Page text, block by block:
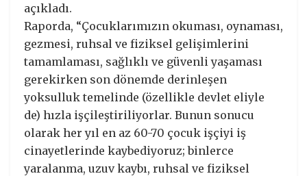
açıkladı.
Raporda, “Çocuklarımızın okuması, oynaması,
gezmesi, ruhsal ve fiziksel gelişimlerini
tamamlaması, sağlıklı ve güvenli yaşaması
gerekirken son dönemde derinleşen
yoksulluk temelinde (özellikle devlet eliyle
de) hızla işçileştiriliyorlar. Bunun sonucu
olarak her yıl en az 60-70 çocuk işçiyi iş
cinayetlerinde kaybediyoruz; binlerce
yaralanma, uzuv kaybı, ruhsal ve fiziksel